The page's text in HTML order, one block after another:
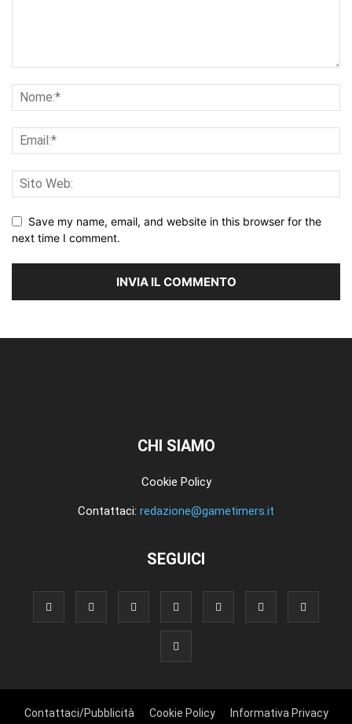
Save my name, email, and website in this browser for the
next time I comment.
CHI SIAMO
Cookie Policy
Contattaci: redazione@gametimers.it
SEGUICI
Contattaci/Pubblicità Cookie Policy Informativa Privacy